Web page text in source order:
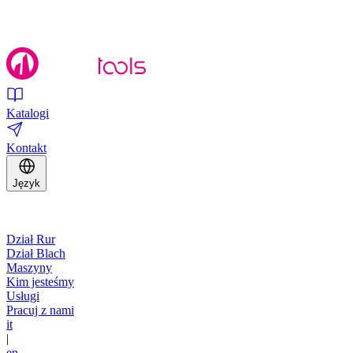
Katalogi
Kontakt
Język
Dział Rur
Dział Blach
Maszyny
Kim jesteśmy
Usługi
Pracuj z nami
it
|